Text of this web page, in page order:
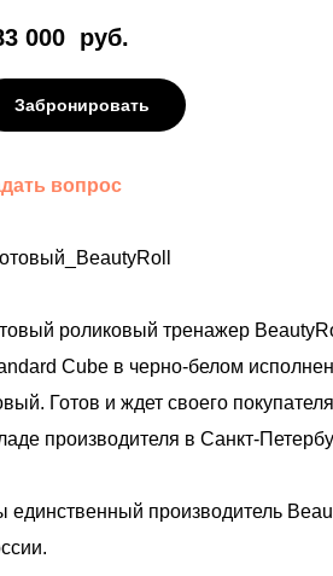
000 руб.
Забронировать
вопрос
роликовый тренажер
Cube в черно-белом
Готов и ждет своего
производителя в Санкт-
единственный производитель